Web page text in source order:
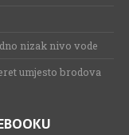
nizak nivo vode
umjesto brodova